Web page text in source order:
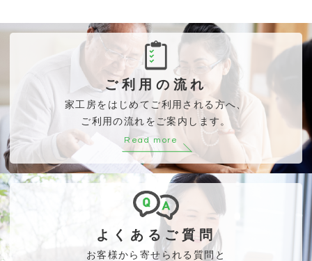
ご利用の流れ
家工房をはじめてご利用される方へ、
ご利用の流れをご案内します。
Read more
よくあるご質問
お客様から寄せられる質問と